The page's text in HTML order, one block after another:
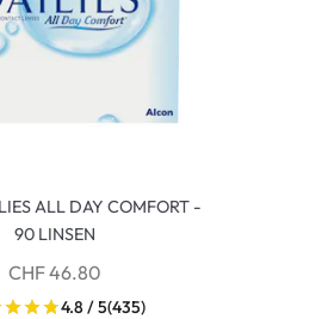
ALL DAY COMFORT -
90 LINSEN
CHF 46.80
4.8 / 5(435)